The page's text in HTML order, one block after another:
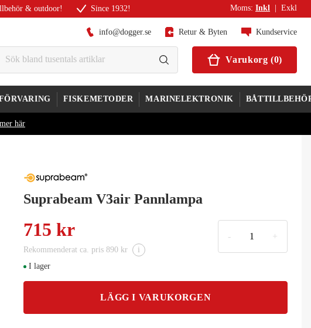
& outdoor! Since 1932! Moms: Inkl Exkl
info@dogger.se Retur & Byten Kundservice
Varukorg (0)
FISKEMETODER MARINELEKTRONIK
här
Suprabeam V3air Pannlampa
715 kr
Rekommenderat ca. pris 890 kr i
- +
I lager
LÄGG I VARUKORGEN